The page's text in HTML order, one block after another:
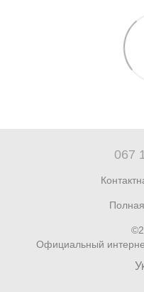
067
Официальный